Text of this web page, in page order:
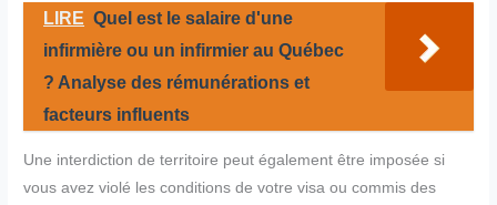
LIRE Quel est le salaire d'une
infirmière ou un infirmier au Québec
? Analyse des rémunérations et
facteurs influents
Une interdiction de territoire peut également être imposée si
vous avez violé les conditions de votre visa ou commis des